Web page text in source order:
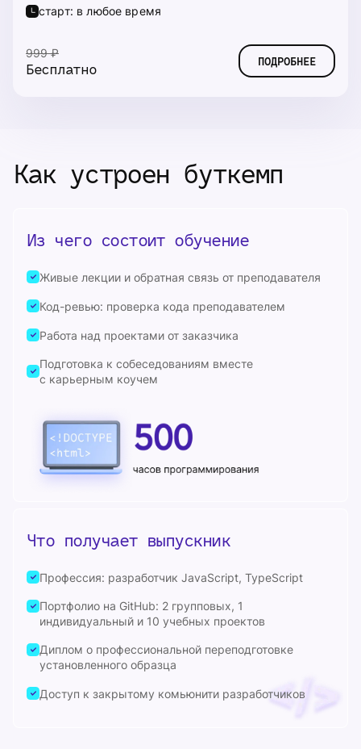
старт: в любое время
999 ₽
Бесплатно ПОДРОБНЕЕ
Как устроен буткемп
Из чего состоит обучение
Живые лекции и обратная связь от преподавателя
Код-ревью: проверка кода преподавателем
Работа над проектами от заказчика
Подготовка к собеседованиям вместе
с карьерным коучем
Что получает выпускник
Профессия: разработчик JavaScript, TypeScript
Портфолио на GitHub: 2 групповых, 1
индивидуальный и 10 учебных проектов
Диплом о профессиональной переподготовке
установленного образца
Доступ к закрытому комьюнити разработчиков